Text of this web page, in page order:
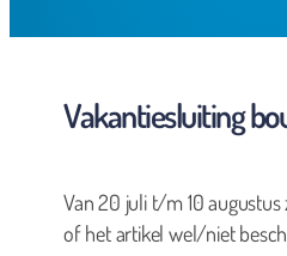
Vakantiesluiting
Van 20 juli t/m 10 augustus
of het artikel wel/niet